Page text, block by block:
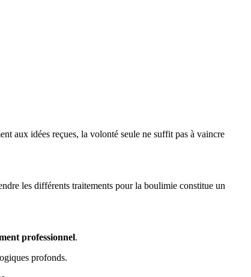
aux idées reçues, la volonté seule ne suffit pas à vaincre
les différentstraitements pour la boulimie constitue un
professionnel.
profonds.